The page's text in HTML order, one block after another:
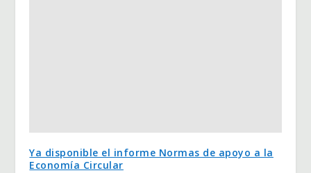
Ya disponible el informe Normas de apoyo a la
Economía Circular